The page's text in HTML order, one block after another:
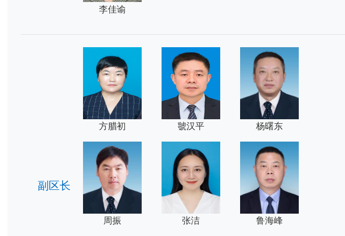
李佳谕
副区长
方腊初 虢汉平 杨曙东
周振 张洁 鲁海峰